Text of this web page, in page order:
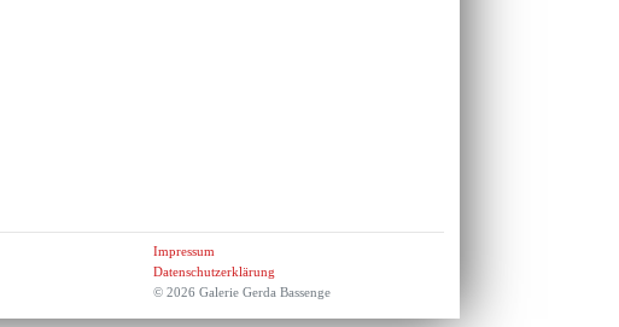
Impressum
Datenschutzerklärung
© 2026 Galerie Gerda Bassenge